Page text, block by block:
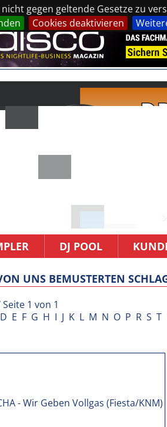
gegen geltende Gesetze zu
Cookies deaktivieren
DJ POOL
UNS BEMUSTERTEN
1 von 1
D E F G H I J K L M N O P R S T